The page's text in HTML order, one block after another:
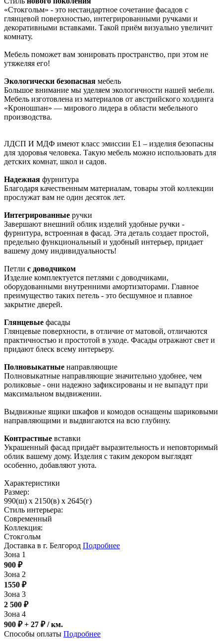
«Стокгольм» - это нестандартное сочетание фасадов с
глянцевой поверхностью, интегрированными ручками и
декоративными вставками. Такой приём визуально увеличит
комнату.
Мебель поможет вам зонировать пространство, при этом не
утяжеляя его!
Экологически безопасная мебель
Большое внимание мы уделяем экологичности нашей мебели.
Мебель изготовлена из материалов от австрийского холдинга
«Кроношпан» — мирового лидера в области мебельного
производства.
ЛДСП И МДФ имеют класс эмиссии Е1 – изделия безопасны
для здоровья человека. Такую мебель можно использовать для
детских комнат, школ и садов.
Надежная фурнитура
Благодаря качественным материалам, товары этой коллекции
прослужат вам не один десяток лет.
Интегрированные ручки
Завершают внешний облик изделий удобные ручки -
фурнитура, встроенная в фасад. Эта деталь создает простой,
предельно функциональный и удобный интерьер, придает
вашему дому индивидуальность!
Петли с доводчиком
Изделие комплектуется петлями с доводчиками,
оборудованными внутренними амортизаторами. Главное
преимущество таких петель - это бесшумное и плавное
закрытие дверей.
Глянцевые фасады
Глянцевые поверхности, в отличие от матовой, отличаются
практичностью и простотой в уходе. Фасады отражают свет и
придают блеск всему интерьеру.
Полновыкатные направляющие
Полновыкатные направляющие значительно удобнее, чем
роликовые - они надежно зафиксированы и не выпадут при
максимальном выдвижении.
Выдвижные ящики шкафов и комодов оснащены шариковыми
направляющими и выдвигаются на всю глубину.
Контрастные вставки
Украшенный фасад придаёт выразительность и неповторимый
облик вашему дому. Изделия с таким декором выглядят
особенно, добавляют уюта.
Характеристики
Размер:
990(ш) x 2150(в) x 2645(г)
Стиль интерьера:
Современный
Коллекция:
Стокгольм
Доставка в г. Белгород Подробнее
Зона 1
900 ₽
Зона 2
1550 ₽
Зона 3
2 500 ₽
Зона 4
900 ₽ + 27 ₽/ км.
Способы оплаты Подробнее